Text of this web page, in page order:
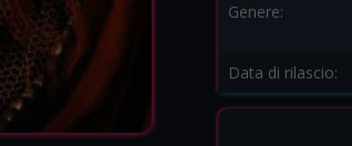
Genere:
Data di rilascio: